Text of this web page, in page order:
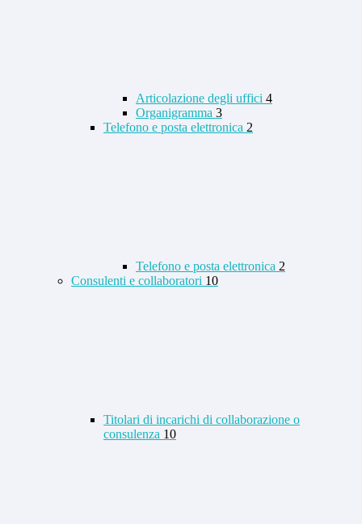
Articolazione degli uffici 4
Organigramma 3
Telefono e posta elettronica 2
Telefono e posta elettronica 2
Consulenti e collaboratori 10
Titolari di incarichi di collaborazione o
consulenza 10